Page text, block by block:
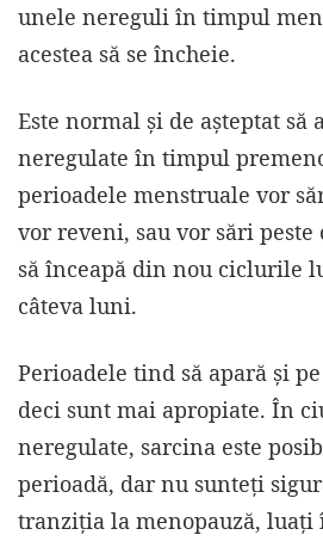
unele nereguli în timpul
acestea să se încheie.
Este normal și de așteptat să
neregulate în timpul
perioadele menstruale vor
vor reveni, sau vor sări
să înceapă din nou ciclurile
câteva luni.
Perioadele tind să apară și
deci sunt mai apropiate. În
neregulate, sarcina este
perioadă, dar nu sunteți
tranziția la menopauză, luați